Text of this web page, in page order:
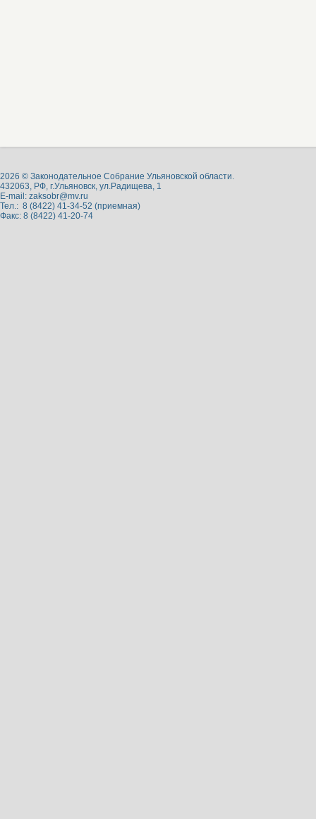
2026 © Законодательное Собрание Ульяновской области.
432063, РФ, г.Ульяновск, ул.Радищева, 1
E-mail: zaksobr@mv.ru
Тел.: 8 (8422) 41-34-52 (приемная)
Факс: 8 (8422) 41-20-74